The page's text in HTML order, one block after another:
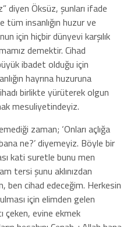
diyen Öksüz, şunları ifade
tüm insanlığın huzur ve
için hiçbir dünyevi karşılık
demektir. Cihad
ibadet olduğu için
hayrına huzuruna
birlikte yürüterek olgun
mesuliyetindeyiz.
zaman; ‘Onları açlığa
ne?’ diyemeyiz. Böyle bir
kati suretle bunu men
tersi şunu aklınızdan
ben cihad edeceğim. Herkesin
için elimden gelen
çeken, evine ekmek